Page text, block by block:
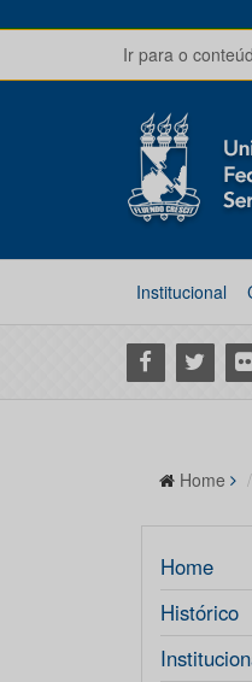
Ir para o
Institucional
Facebook
Twitter
Home
Home
Histórico